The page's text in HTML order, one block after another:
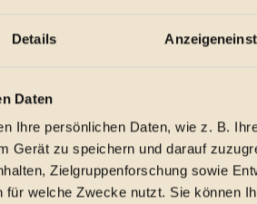
Details
Daten
Ihre persönlichen Daten, wie z. B.
Gerät zu speichern und darauf
Zielgruppenforschung sowie
für welche Zwecke nutzt. Sie können
festzuhalten.
zu Hause.
dir zurückkommen.